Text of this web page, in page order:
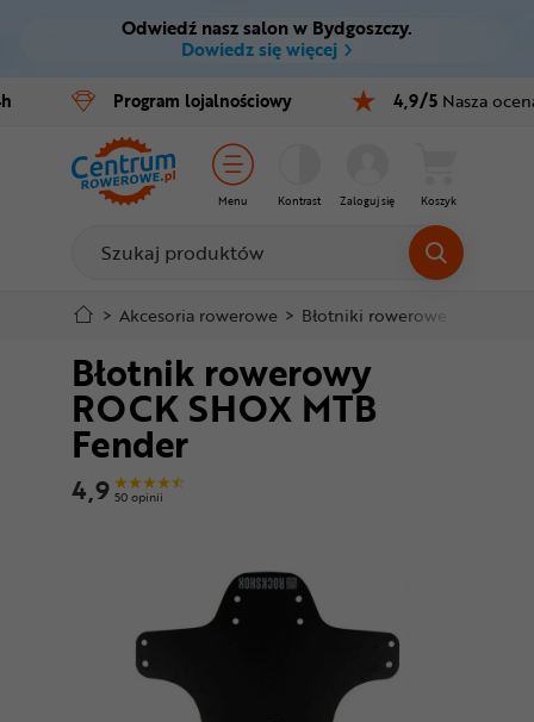
Ctrl M
Menu główne
Informacje o produkcie
Do koszyka
Szczegółowe informacje
Stopka
Mapa strony
Odwiedź nasz salon w Bydgoszczy.
Dowiedz się więcej
Program lojalnościowy 4,9/5 Nasza
Menu Kontrast Zaloguj się Koszyk
Rowery
E-bike
Części
Akcesoria
Odzież
Kaski
Buty
Warsztat
Superoferta
> Akcesoria rowerowe > Błotniki rowerowe
Błotnik rowerowy
ROCK SHOX MTB
Fender
4,9 50 opinii